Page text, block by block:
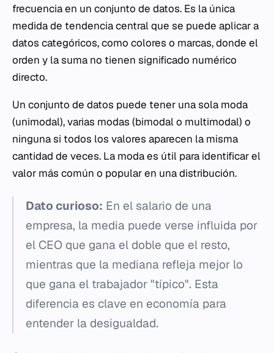
frecuencia en un conjunto de datos. Es la única
medida de tendencia central que se puede aplicar a
datos categóricos, como colores o marcas, donde el
orden y la suma no tienen significado numérico
directo.
Un conjunto de datos puede tener una sola moda
(unimodal), varias modas (bimodal o multimodal) o
ninguna si todos los valores aparecen la misma
cantidad de veces. La moda es útil para identificar el
valor más común o popular en una distribución.
Dato curioso: En el salario de una
empresa, la media puede verse influida por
el CEO que gana el doble que el resto,
mientras que la mediana refleja mejor lo
que gana el trabajador "típico". Esta
diferencia es clave en economía para
entender la desigualdad.